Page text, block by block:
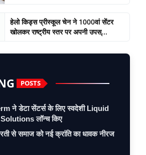
हेलो किड्स प्रीस्कूल चेन ने 1000वां सेंटर
खोलकर राष्ट्रीय स्तर पर अपनी उपस्...
POSTS
ने डेटा सेंटर्स के लिए स्वदेशी Liquid
लॉन्च किए
से समाज को नई क्रांति का धावक नीरज